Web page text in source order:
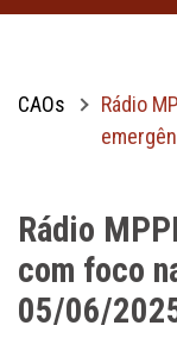
CAOs
Rádio
Rádio
com foco
05/06/